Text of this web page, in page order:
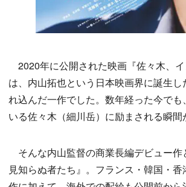
2020年に公開された映画『佐々木、イ
は、内山拓也という日本映画界に誕生
れ込んだ一作でした。数年経った今で
いる佐々木（細川岳）に励まされる瞬間
そんな内山監督の商業長編デビュー作
見知らぬ者たち』。フランス・韓国・